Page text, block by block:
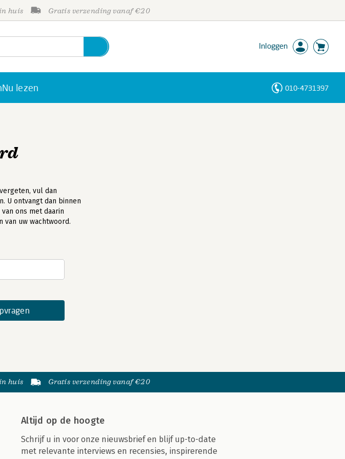
huis Gratis verzending vanaf €20
Inloggen
Nu lezen 010-4731397
vul dan
U ontvangt dan binnen
ons met daarin
van uw wachtwoord.
huis Gratis verzending vanaf €20
Altijd op de hoogte
Schrijf u in voor onze nieuwsbrief en blijf up-to-date
met relevante interviews en recensies, inspirerende
Personen